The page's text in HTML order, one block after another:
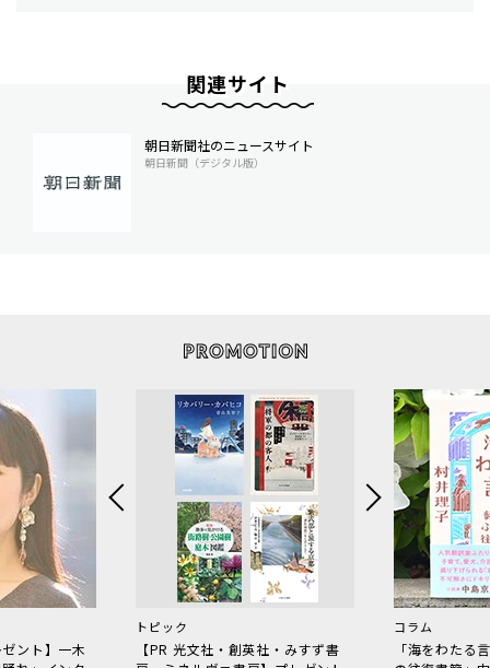
関連サイト
朝日新聞社のニュースサイト
朝日新聞（デジタル版）
ント】一木
トピック
【PR 光文社・創英社・みすず書
コラム
「海をわた